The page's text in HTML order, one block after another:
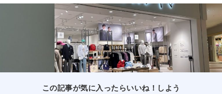
この記事が気に入ったらいいね！しよう